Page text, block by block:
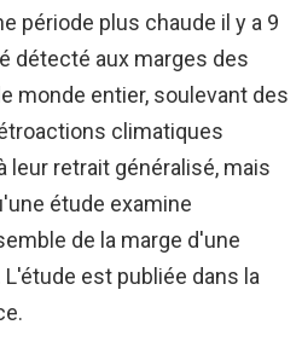
période plus chaude il y a 9
détecté aux marges des
monde entier, soulevant des
climatiques
retrait généralisé, mais
étude examine
de la marge d'une
est publiée dans la